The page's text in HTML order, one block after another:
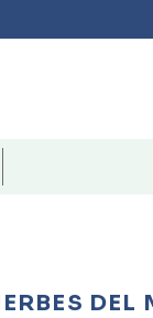
DEL